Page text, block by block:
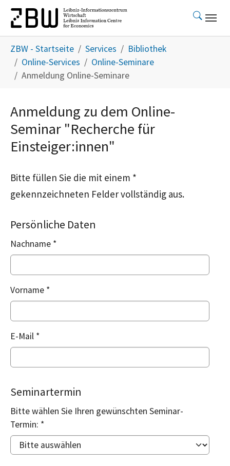
Skip to main content
ZBW - Startseite Services
Bibliothek
Online-Services
Online-Seminare
Anmeldung Online-Seminare
Anmeldung zu dem Online-
Seminar "Recherche für
Einsteiger:innen"
Bitte füllen Sie die mit einem *
gekennzeichneten Felder vollständig aus.
Persönliche Daten
Nachname *
Vorname *
E-Mail *
Seminartermin
Bitte wählen Sie Ihren gewünschten Seminar-
Termin: *